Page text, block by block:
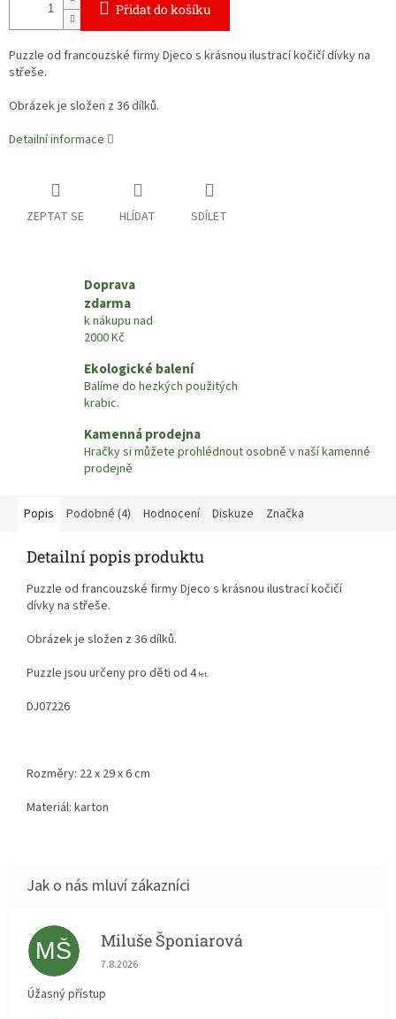
Přidat do košíku
Puzzle od francouzské firmy Djeco s krásnou ilustrací kočičí dívky na
střeše.
Obrázek je složen z 36 dílků.
Detailní informace
ZEPTAT SE HLÍDAT SDÍLET
Doprava
zdarma
k nákupu nad
2000 Kč
Ekologické balení
Balíme do hezkých použitých
krabic.
Kamenná prodejna
Hračky si můžete prohlédnout osobně v naší kamenné
prodejně
Popis Podobné (4) Hodnocení Diskuze Značka
Detailní popis produktu
Puzzle od francouzské firmy Djeco s krásnou ilustrací kočičí
dívky na střeše.
Obrázek je složen z 36 dílků.
Puzzle jsou určeny pro děti od 4let.
DJ07226
Rozměry: 22 x 29 x 6 cm
Materiál: karton
MŠ Miluše Šponiarová
Hodnocení obchodu je 5 z 5 hvězdiček.
7.8.2026
Úžasný přístup